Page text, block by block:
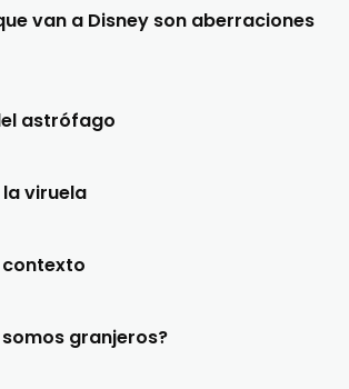
van a Disney son aberraciones
astrófago
viruela
contexto
granjeros?